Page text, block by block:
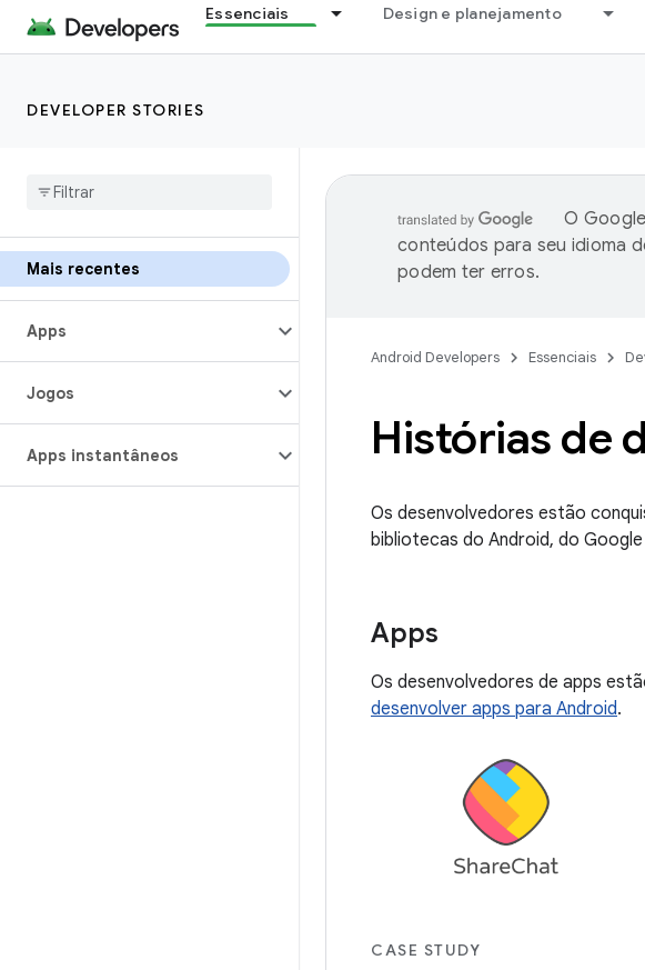
Essenciais Design e planejamento
DEVELOPER STORIES
Mais recentes
Apps
Jogos
Apps instantâneos
O
conteúdos para seu idioma
podem ter erros.
Android Developers Essenciais
Histórias de
Os desenvolvedores estão
bibliotecas do Android, do
Apps
Os desenvolvedores de apps
desenvolver apps para Android.
CASE STUDY